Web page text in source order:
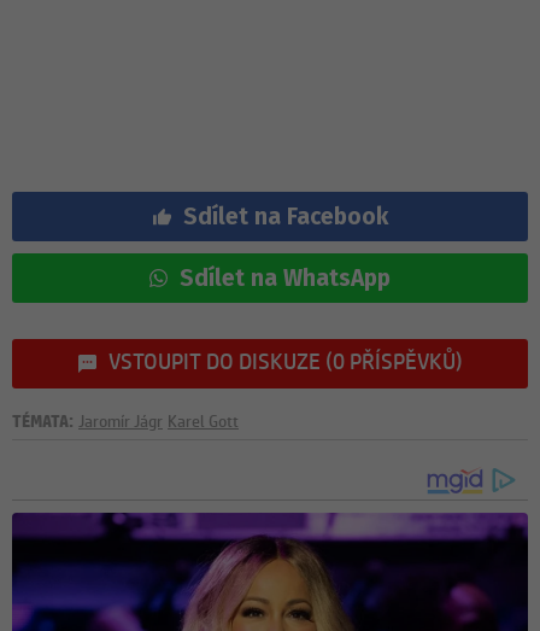
Sdílet na Facebook
Sdílet na WhatsApp
VSTOUPIT DO DISKUZE (0 PŘÍSPĚVKŮ)
TÉMATA: Jaromír Jágr Karel Gott